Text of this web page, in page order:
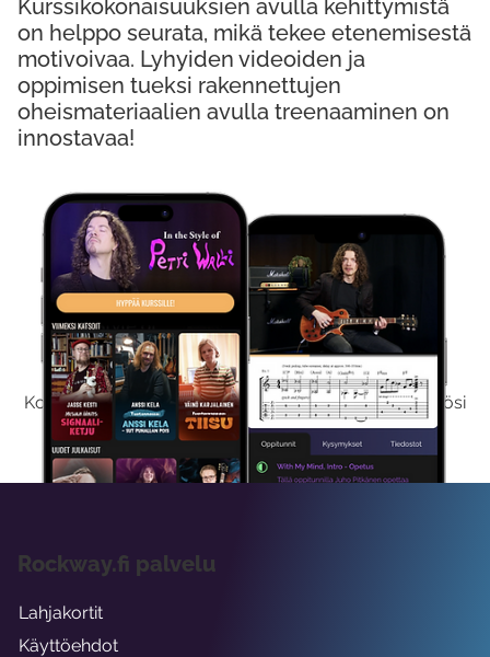
Kokeile Ilmaiseksi
Kokeilemalla ilmaiseksi saat koko sisältömme käyttöösi
viikon ajaksi.
Kurssikokonaisuuksien avulla kehittymistä
on helppo seurata, mikä tekee etenemisestä
motivoivaa. Lyhyiden videoiden ja
oppimisen tueksi rakennettujen
oheismateriaalien avulla treenaaminen on
innostavaa!
Rockway.fi palvelu
Lahjakortit
Käyttöehdot